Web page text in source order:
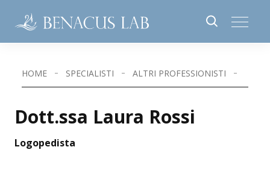
HOME SPECIALISTI ALTRI PROFESSIONISTI
Dott.ssa Laura Rossi
Logopedista